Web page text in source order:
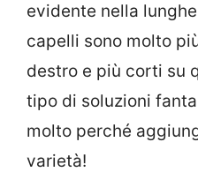
evidente nella
capelli sono molto
destro e più corti su
tipo di soluzioni
molto perché
varietà!